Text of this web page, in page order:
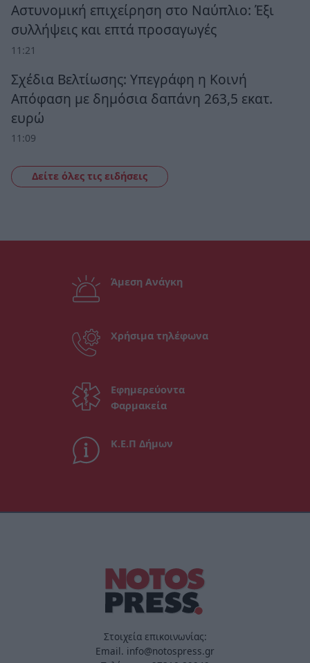
Αστυνομική επιχείρηση στο Ναύπλιο: Έξι
συλλήψεις και επτά προσαγωγές
11:21
Σχέδια Βελτίωσης: Υπεγράφη η Κοινή
Απόφαση με δημόσια δαπάνη 263,5 εκατ.
ευρώ
11:09
Δείτε όλες τις ειδήσεις
Άμεση Ανάγκη
Χρήσιμα τηλέφωνα
Εφημερεύοντα
Φαρμακεία
Κ.Ε.Π Δήμων
Στοιχεία επικοινωνίας:
Email. info@notospress.gr